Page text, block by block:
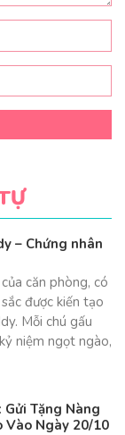
– Chứng nhân
căn phòng, có
được kiến tạo
Mỗi chú gấu
niệm ngọt ngào,
Gửi Tặng Nàng
Vào Ngày 20/10